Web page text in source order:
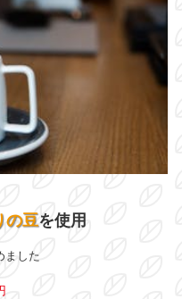
の豆を使用
ました